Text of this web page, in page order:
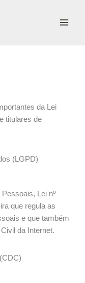
da Lei
titulares de
(LGPD)
Lei nº
que regula as
e que também
da Internet.